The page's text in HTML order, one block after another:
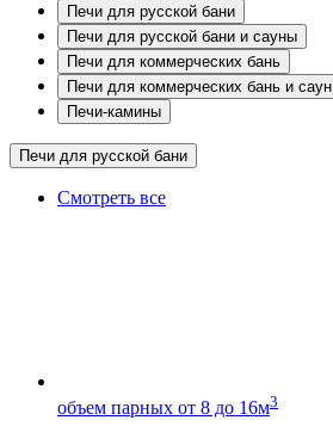
Печи для русской бани
Печи для русской бани и сауны
Печи для коммерческих бань
Печи для коммерческих бань и саун
Печи-камины
Печи для русской бани
Смотреть все
объем парных от 8 до 16м3